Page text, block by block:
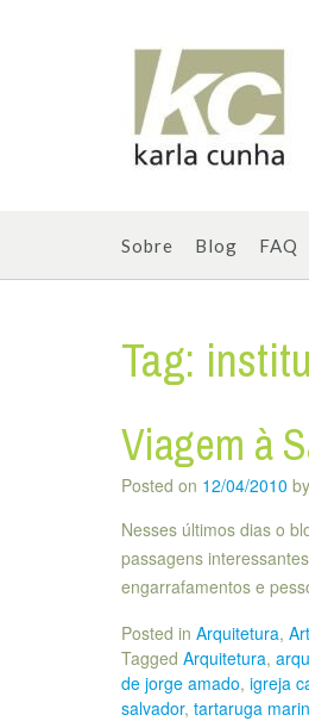
Sobre Blog FAQ
Tag:
Viagem à
Posted on 12/04/2010 by
Nesses últimos dias o
passagens
engarrafamentos e
Posted in Arquitetura,
Tagged Arquitetura,
de jorge amado, igreja
salvador, tartaruga